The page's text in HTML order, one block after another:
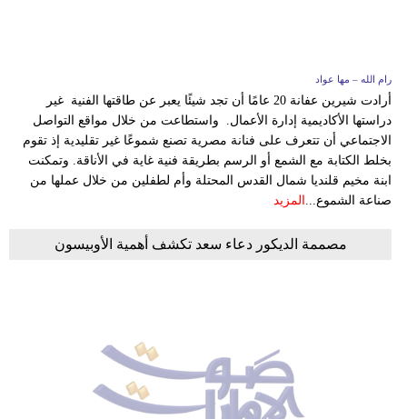
رام الله – مها عواد
أرادت شيرين عفانة 20 عامًا أن تجد شيئًا يعبر عن طاقتها الفنية غير
دراستها الأكاديمية إدارة الأعمال. واستطاعت من خلال مواقع التواصل
الاجتماعي أن تتعرف على فنانة مصرية تصنع شموعًا غير تقليدية إذ تقوم
بخلط الكتابة مع الشمع أو الرسم بطريقة فنية غاية في الأناقة. وتمكنت
ابنة مخيم قلنديا شمال القدس المحتلة وأم لطفلين من خلال عملها من
صناعة الشموع... المزيد
مصممة الديكور دعاء سعد تكشف أهمية الأوبيسون